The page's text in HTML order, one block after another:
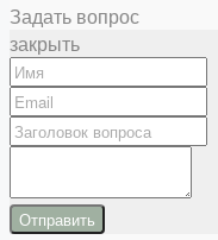
Задать вопрос
закрыть
Отправить